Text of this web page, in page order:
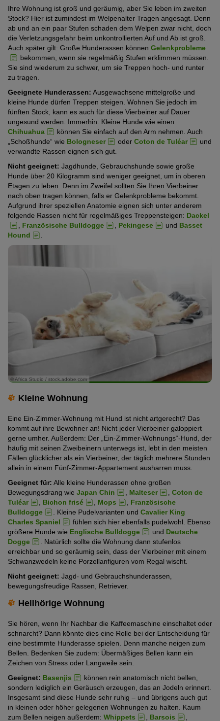
Ihre Wohnung ist groß und geräumig, aber Sie leben im zweiten
Stock? Hier ist zumindest im Welpenalter Tragen angesagt. Denn
ab und an ein paar Stufen schaden dem Welpen zwar nicht, doch
die Verletzungsgefahr beim unkontrollierten Auf und Ab ist groß.
Auch später gilt: Große Hunderassen können Gelenkprobleme
bekommen, wenn sie regelmäßig Stufen erklimmen müssen.
Sie sind wiederum zu schwer, um sie Treppen hoch- und runter
zu tragen.
Geeignete Hunderassen: Ausgewachsene mittelgroße und
kleine Hunde dürfen Treppen steigen. Wohnen Sie jedoch im
fünften Stock, kann es auch für diese Vierbeiner auf Dauer
ungesund werden. Immerhin: Kleine Hunde wie einen
Chihuahua
können Sie einfach auf den Arm nehmen. Auch
„Schoßhunde“ wie Bologneser oder Coton de Tuléar
und
verwandte Rassen eignen sich gut.
Nicht geeignet: Jagdhunde, Gebrauchshunde sowie große
Hunde über 20 Kilogramm sind weniger geeignet, um in oberen
Etagen zu leben. Denn im Zweifel sollten Sie Ihren Vierbeiner
nach oben tragen können, falls er Gelenkprobleme bekommt.
Aufgrund ihrer speziellen Anatomie eignen sich unter anderem
folgende Rassen nicht für regelmäßiges Treppensteigen: Dackel
Französische Bulldogge Pekingese und Basset
Hound
© Africa Studio / stock.adobe.com
Kleine Wohnung
Eine Ein-Zimmer-Wohnung mit Hund ist nicht artgerecht? Das
kommt auf ihre Bewohner an! Nicht jeder Vierbeiner galoppiert
gerne umher. Außerdem: Der „Ein-Zimmer-Wohnungs“-Hund, der
häufig mit seinen Zweibeinern unterwegs ist, lebt in den meisten
Fällen glücklicher als ein Vierbeiner, der täglich mehrere Stunden
allein in einem Fünf-Zimmer-Appartement ausharren muss.
Geeignet für: Alle kleine Hunderassen ohne großen
Bewegungsdrang wie Japan Chin , Malteser , Coton de
Tuléar
, Bichon frisé , Mops , Französische
Bulldogge
. Kleine Pudelvarianten und Cavalier King
Charles Spaniel
fühlen sich hier ebenfalls pudelwohl. Ebenso
größere Hunde wie Englische Bulldogge und Deutsche
Dogge
. Natürlich sollte die Wohnung dann stufenlos
erreichbar und so geräumig sein, dass der Vierbeiner mit einem
Schwanzwedeln keine Porzellanfiguren vom Regal wischt.
Nicht geeignet: Jagd- und Gebrauchshunderassen,
bewegungsfreudige Rassen, Retriever.
Hellhörige Wohnung
Sie hören, wenn Ihr Nachbar die Kaffeemaschine einschaltet oder
schnarcht? Dann könnte dies eine Rolle bei der Entscheidung für
eine bestimmte Hunderasse spielen. Denn manche neigen zum
Bellen. Bedenken Sie zudem: Übermäßiges Bellen kann ein
Zeichen von Stress oder Langweile sein.
Geeignet: Basenjis
können rein anatomisch nicht bellen,
sondern lediglich ein Geräusch erzeugen, das an Jodeln erinnert.
Insgesamt sind diese Hunde sehr ruhig – und übrigens auch gut
in kleinen oder höher gelegenen Wohnungen zu halten. Kaum
zum Bellen neigen außerdem: Whippets , Barsois ,